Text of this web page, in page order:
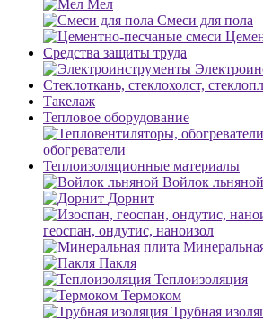
Мел
Смеси для пола
Средства защиты труда
Стеклоткань, стеклохолст,
Такелаж
Тепловое оборудование
обогреватели
Теплоизоляционные материалы
Войлок льняной
Дорнит
геоспан, ондутис, наноизол
Пакля
Теплоизоляция
Термоком
Трубная